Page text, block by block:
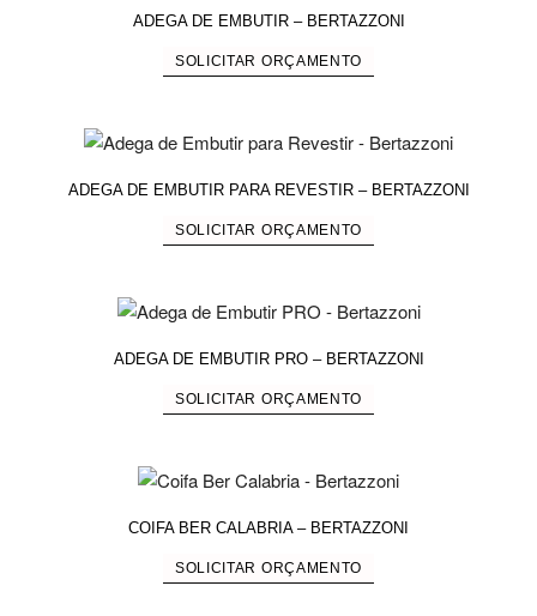
ADEGA DE EMBUTIR – BERTAZZONI
SOLICITAR ORÇAMENTO
ADEGA DE EMBUTIR PARA REVESTIR – BERTAZZONI
SOLICITAR ORÇAMENTO
ADEGA DE EMBUTIR PRO – BERTAZZONI
SOLICITAR ORÇAMENTO
COIFA BER CALABRIA – BERTAZZONI
SOLICITAR ORÇAMENTO